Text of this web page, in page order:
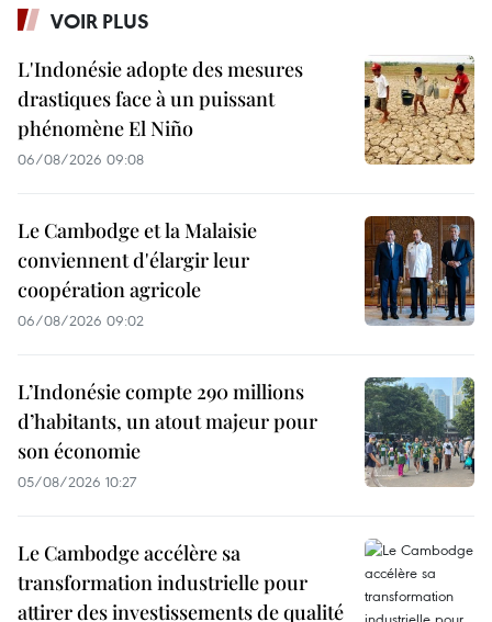
VOIR PLUS
L'Indonésie adopte des mesures
drastiques face à un puissant
phénomène El Niño
06/08/2026 09:08
Le Cambodge et la Malaisie
conviennent d'élargir leur
coopération agricole
06/08/2026 09:02
L’Indonésie compte 290 millions
d’habitants, un atout majeur pour
son économie
05/08/2026 10:27
Le Cambodge accélère sa
transformation industrielle pour
attirer des investissements de qualité